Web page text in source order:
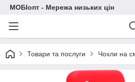
МОБІопт - Мережа низьких цін
Товари та послуги Чохли на